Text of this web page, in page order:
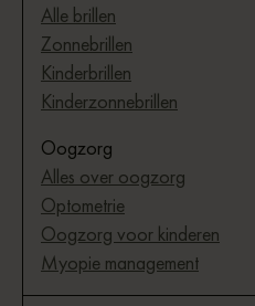
Alle brillen
Zonnebrillen
Kinderbrillen
Kinderzonnebrillen
Oogzorg
Alles over oogzorg
Optometrie
Oogzorg voor kinderen
Myopie management